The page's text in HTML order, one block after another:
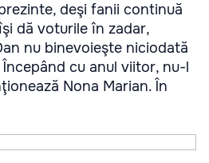
deşi fanii continuă
dă voturile în zadar,
nu binevoieşte niciodată
cu anul viitor, nu-l
Nona Marian. În